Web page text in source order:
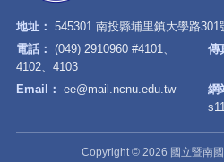
地址： 545301 南投縣埔里鎮大學路301
電話： (049) 2910960 #4101、
4102、4103
傳
Email： ee@mail.ncnu.edu.tw
網
Copyright © 2026 國立暨南